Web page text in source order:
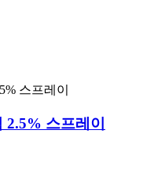
스프레이